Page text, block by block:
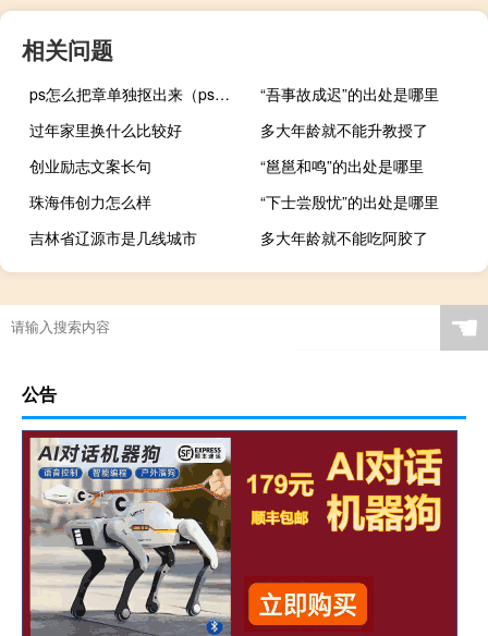
相关问题
ps怎么把章单独抠出来（ps怎么把红章抠出来）
“吾事故成迟”的出处是哪里
过年家里换什么比较好
多大年龄就不能升教授了
创业励志文案长句
“邕邕和鸣”的出处是哪里
珠海伟创力怎么样
“下士尝殷忧”的出处是哪里
吉林省辽源市是几线城市
多大年龄就不能吃阿胶了
☚
公告